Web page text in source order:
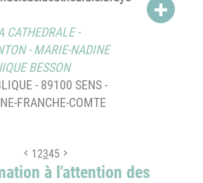
CATHEDRALE -
-MARIE-NADINE
BESSON
- 89100 SENS -
FRANCHE-COMTE
1 2345
à l'attention des